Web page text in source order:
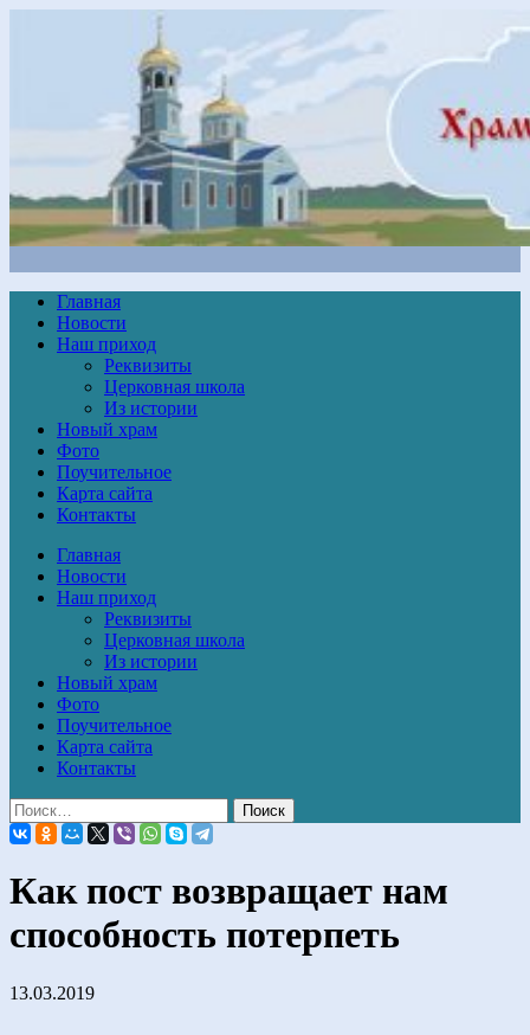
Главная
Новости
Наш приход
Реквизиты
Церковная школа
Из истории
Новый храм
Фото
Поучительное
Карта сайта
Контакты
Главная
Новости
Наш приход
Реквизиты
Церковная школа
Из истории
Новый храм
Фото
Поучительное
Карта сайта
Контакты
Как пост возвращает нам
способность потерпеть
13.03.2019